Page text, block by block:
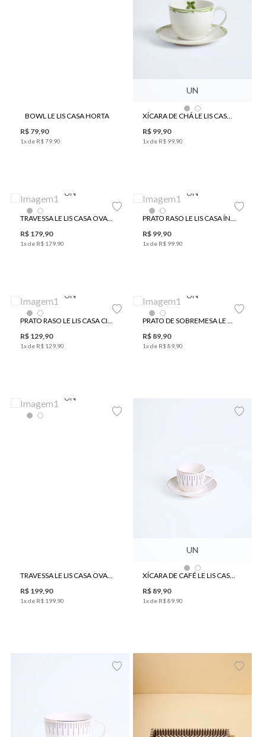
BOWL LE LIS CASA HORTA
R$ 79,90
1x de R$79 90
UN
XÍCARA DE CHÁ LE LIS CASA HORTA
R$ 99,90
1x de R$ 99 90
UN
TRAVESSA LE LIS CASA OVAL MÉXICO
R$ 179,90
1x de R$ 179 90
UN
PRATO RASO LE LIS CASA ÍNDIA
R$ 99,90
1x de R$ 99 90
UN
PRATO RASO LE LIS CASA CINÉTICA
R$ 129,90
1x de R$ 129 90
UN
PRATO DE SOBREMESA LE LIS CASA CINÉTICA
R$ 89,90
1x de R$89 90
UN
TRAVESSA LE LIS CASA OVAL ÍNDIA
R$ 199 90
1x de R$ 199 90
UN
XÍCARA DE CAFÉ LE LIS CASA CINÉTICA
R$ 89 90
1x de R$89 90